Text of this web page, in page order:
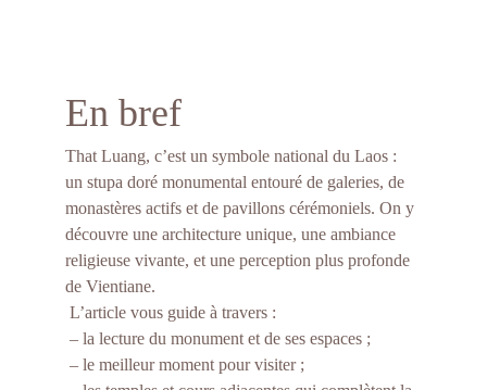
En bref
That Luang, c’est un symbole national du Laos :
un stupa doré monumental entouré de galeries, de
monastères actifs et de pavillons cérémoniels. On y
découvre une architecture unique, une ambiance
religieuse vivante, et une perception plus profonde
de Vientiane.
L’article vous guide à travers :
– la lecture du monument et de ses espaces ;
– le meilleur moment pour visiter ;